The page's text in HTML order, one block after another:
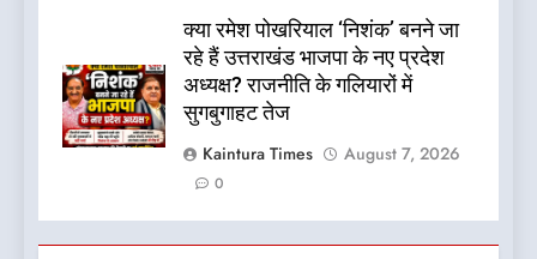
क्या रमेश पोखरियाल ‘निशंक’ बनने जा
रहे हैं उत्तराखंड भाजपा के नए प्रदेश
अध्यक्ष? राजनीति के गलियारों में
सुगबुगाहट तेज
Kaintura Times
August 7, 2026
0